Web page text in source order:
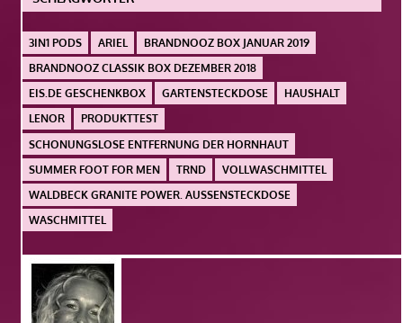
3IN1 PODS ARIEL
BRANDNOOZ BOX JANUAR 2019
BRANDNOOZ CLASSIK BOX DEZEMBER 2018
EIS.DE GESCHENKBOX
GARTENSTECKDOSE
HAUSHALT
LENOR
PRODUKTTEST
SCHONUNGSLOSE ENTFERNUNG DER HORNHAUT
SUMMER FOOT FOR MEN
TRND
VOLLWASCHMITTEL
WALDBECK GRANITE POWER. AUSSENSTECKDOSE
WASCHMITTEL